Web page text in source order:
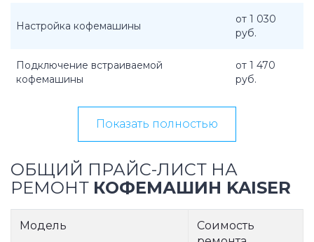
Настройка кофемашины
от 1 030
руб.
Подключение встраиваемой
кофемашины
от 1 470
руб.
Показать полностью
ОБЩИЙ ПРАЙС-ЛИСТ НА
РЕМОНТ КОФЕМАШИН KAISER
Модель
Соимость